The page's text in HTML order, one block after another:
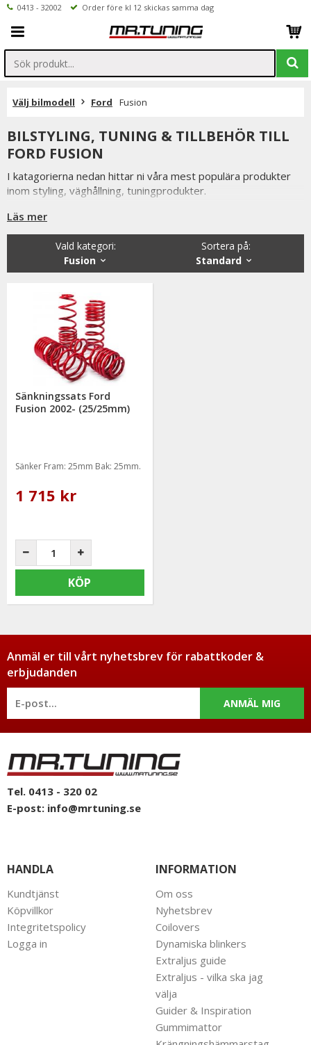
0413 - 32002 Order före kl 12 skickas samma dag
Välj bilmodell Ford Fusion
BILSTYLING, TUNING & TILLBEHÖR TILL
FORD FUSION
I katagorierna nedan hittar ni våra mest populära produkter
inom styling, väghållning, tuningprodukter.
Är det något som du funderar över eller inte hittar i vårt
Till Ford Fusion.
Läs mer
Sortera på:
Standard
Vald kategori:
Fusion
Sänkningssats Ford
Fusion 2002- (25/25mm)
Sänker Fram: 25mm Bak: 25mm.
1 715 kr
KÖP
Anmäl er till vårt nyhetsbrev för rabattkoder &
erbjudanden
ANMÄL MIG
Tel. 0413 - 320 02
E-post: info@mrtuning.se
HANDLA
Kundtjänst
Köpvillkor
Integritetspolicy
Logga in
INFORMATION
Om oss
Nyhetsbrev
Coilovers
Dynamiska blinkers
Extraljus guide
Extraljus - vilka ska jag
välja
Guider & Inspiration
Gummimattor